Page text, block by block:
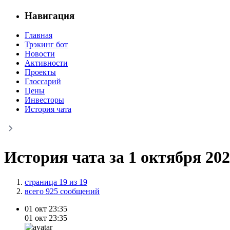
Навигация
Главная
Трэкинг бот
Новости
Активности
Проекты
Глоссарий
Цены
Инвесторы
История чата
История чата за 1 октября
страница 19 из 19
всего 925 сообщений
01 окт 23:35
01 окт 23:35